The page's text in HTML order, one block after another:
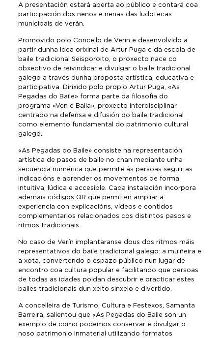
A presentación estará aberta ao público e contará coa
participación dos nenos e nenas das ludotecas
municipais de verán.
Promovido polo Concello de Verín e desenvolvido a
partir dunha idea orixinal de Artur Puga e da escola de
baile tradicional Seisporoito, o proxecto nace co
obxectivo de reivindicar e divulgar o baile tradicional
galego a través dunha proposta artística, educativa e
participativa. Dirixido polo propio Artur Puga, «As
Pegadas do Baile» forma parte da filosofía do
programa «Ven e Baila», proxecto interdisciplinar
centrado na defensa e difusión do baile tradicional
como elemento fundamental do patrimonio cultural
galego.
«As Pegadas do Baile» consiste na representación
artística de pasos de baile no chan mediante unha
secuencia numérica que permite ás persoas seguir as
indicacións e aprender os movementos de forma
intuitiva, lúdica e accesible. Cada instalación incorpora
ademais códigos QR que permiten ampliar a
experiencia con explicacións, vídeos e contidos
complementarios relacionados cos distintos pasos e
ritmos tradicionais.
No caso de Verín implantaranse dous dos ritmos máis
representativos do baile tradicional galego: a muiñeira e
a xota, convertendo o espazo público nun lugar de
encontro coa cultura popular e facilitando que persoas
de todas as idades poidan descubrir e practicar estes
bailes tradicionais dun xeito sinxelo e divertido.
A concelleira de Turismo, Cultura e Festexos, Samanta
Barreira, salientou que «As Pegadas do Baile son un
exemplo de como podemos conservar e divulgar o
noso patrimonio inmaterial utilizando formatos